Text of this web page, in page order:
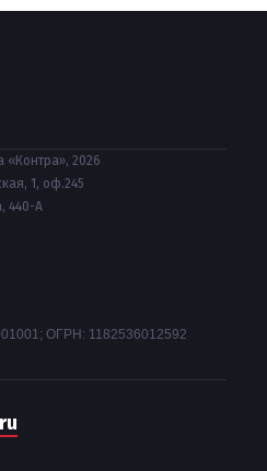
2026
1, оф.245
440-А
ОГРН: 1182536012592